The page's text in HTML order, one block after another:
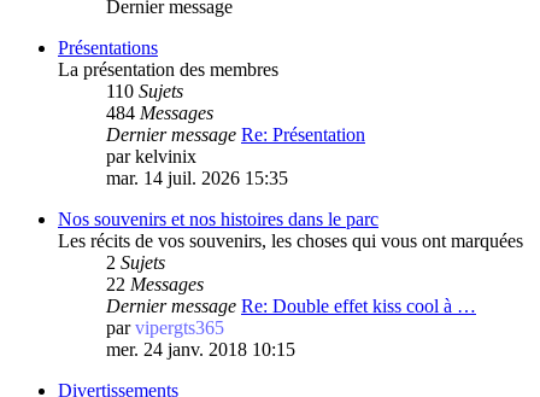
Dernier message
Présentations
La présentation des membres
110 Sujets
484 Messages
Dernier message Re: Présentation
parkelvinix
mar. 14 juil. 2026 15:35
Nos souvenirs et nos histoires dans le parc
Les récits de vos souvenirs, les choses qui vous ont marquées
2 Sujets
22 Messages
Dernier message Re: Double effet kiss cool à …
parvipergts365
mer. 24 janv. 2018 10:15
Divertissements